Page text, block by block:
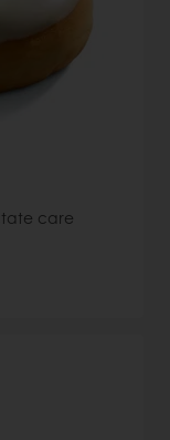
care